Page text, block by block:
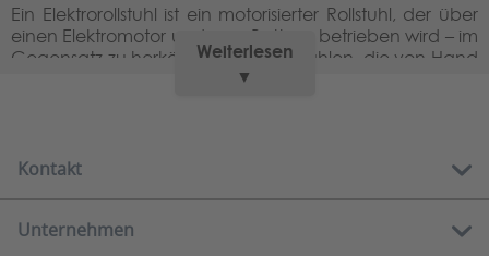
Weiterlesen
▼
Ein Elektrorollstuhl ist ein motorisierter Rollstuhl, der über
einen Elektromotor und eine Batterie betrieben wird – im
Gegensatz zu herkömmlichen Rollstühlen, die von Hand
per Muskelkraft bewegt werden. Eine Elektrorollstuhl gilt
geeignet, die nicht mehr oder nur eingeschränkt gehen
Voraussetzungen, was sie für viele Nutzerinnen und
Kontakt
Kostenlose Hotline:
Unternehmen